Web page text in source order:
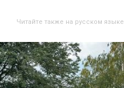
Читайте также на русском языке